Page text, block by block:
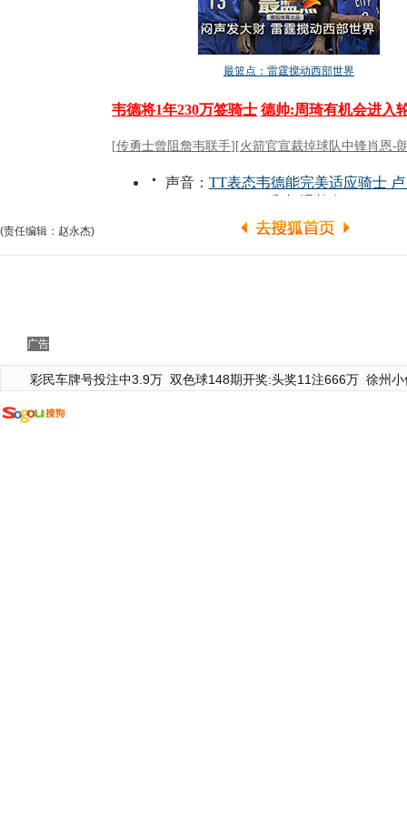
(责任编辑：赵永杰)
广告
彩民车牌号投注中3.9万 双色球148期开奖:头奖11注666万 徐州